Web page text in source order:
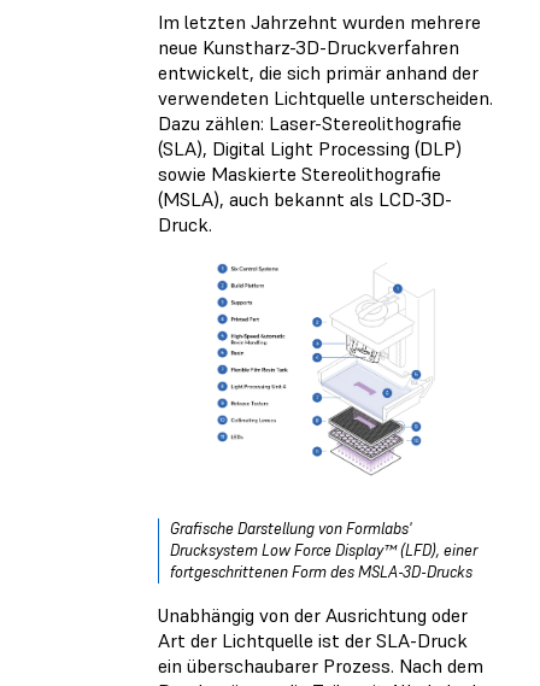
Im letzten Jahrzehnt wurden mehrere
neue Kunstharz-3D-Druckverfahren
entwickelt, die sich primär anhand der
verwendeten Lichtquelle unterscheiden.
Dazu zählen: Laser-Stereolithografie
(SLA), Digital Light Processing (DLP)
sowie Maskierte Stereolithografie
(MSLA), auch bekannt als LCD-3D-
Druck.
Grafische Darstellung von Formlabs'
Drucksystem Low Force Display™ (LFD), einer
fortgeschrittenen Form des MSLA-3D-Drucks
Unabhängig von der Ausrichtung oder
Art der Lichtquelle ist der SLA-Druck
ein überschaubarer Prozess. Nach dem